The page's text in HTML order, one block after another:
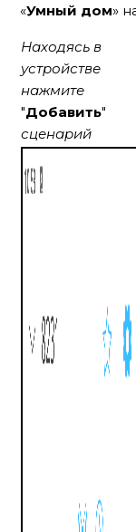
«Умный дом»
Находясь в
устройстве
нажмите
"Добавить"
сценарий